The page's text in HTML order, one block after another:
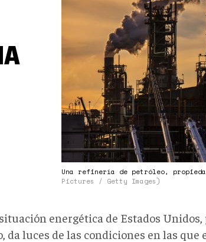
Una refinería de petróleo,
Pictures / Getty Images)
energética de Estados
da luces de las condiciones en las que